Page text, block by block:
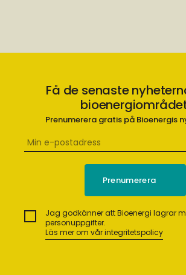
Få de senaste
Prenumerera gratis på Bioenergis
Jag godkänner att Bioenergi lagrar
personuppgifter.
Läs mer om vår integritetspolicy